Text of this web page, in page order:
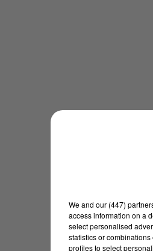
We and our (447)
access information on a
select personalised
statistics or
profiles to select